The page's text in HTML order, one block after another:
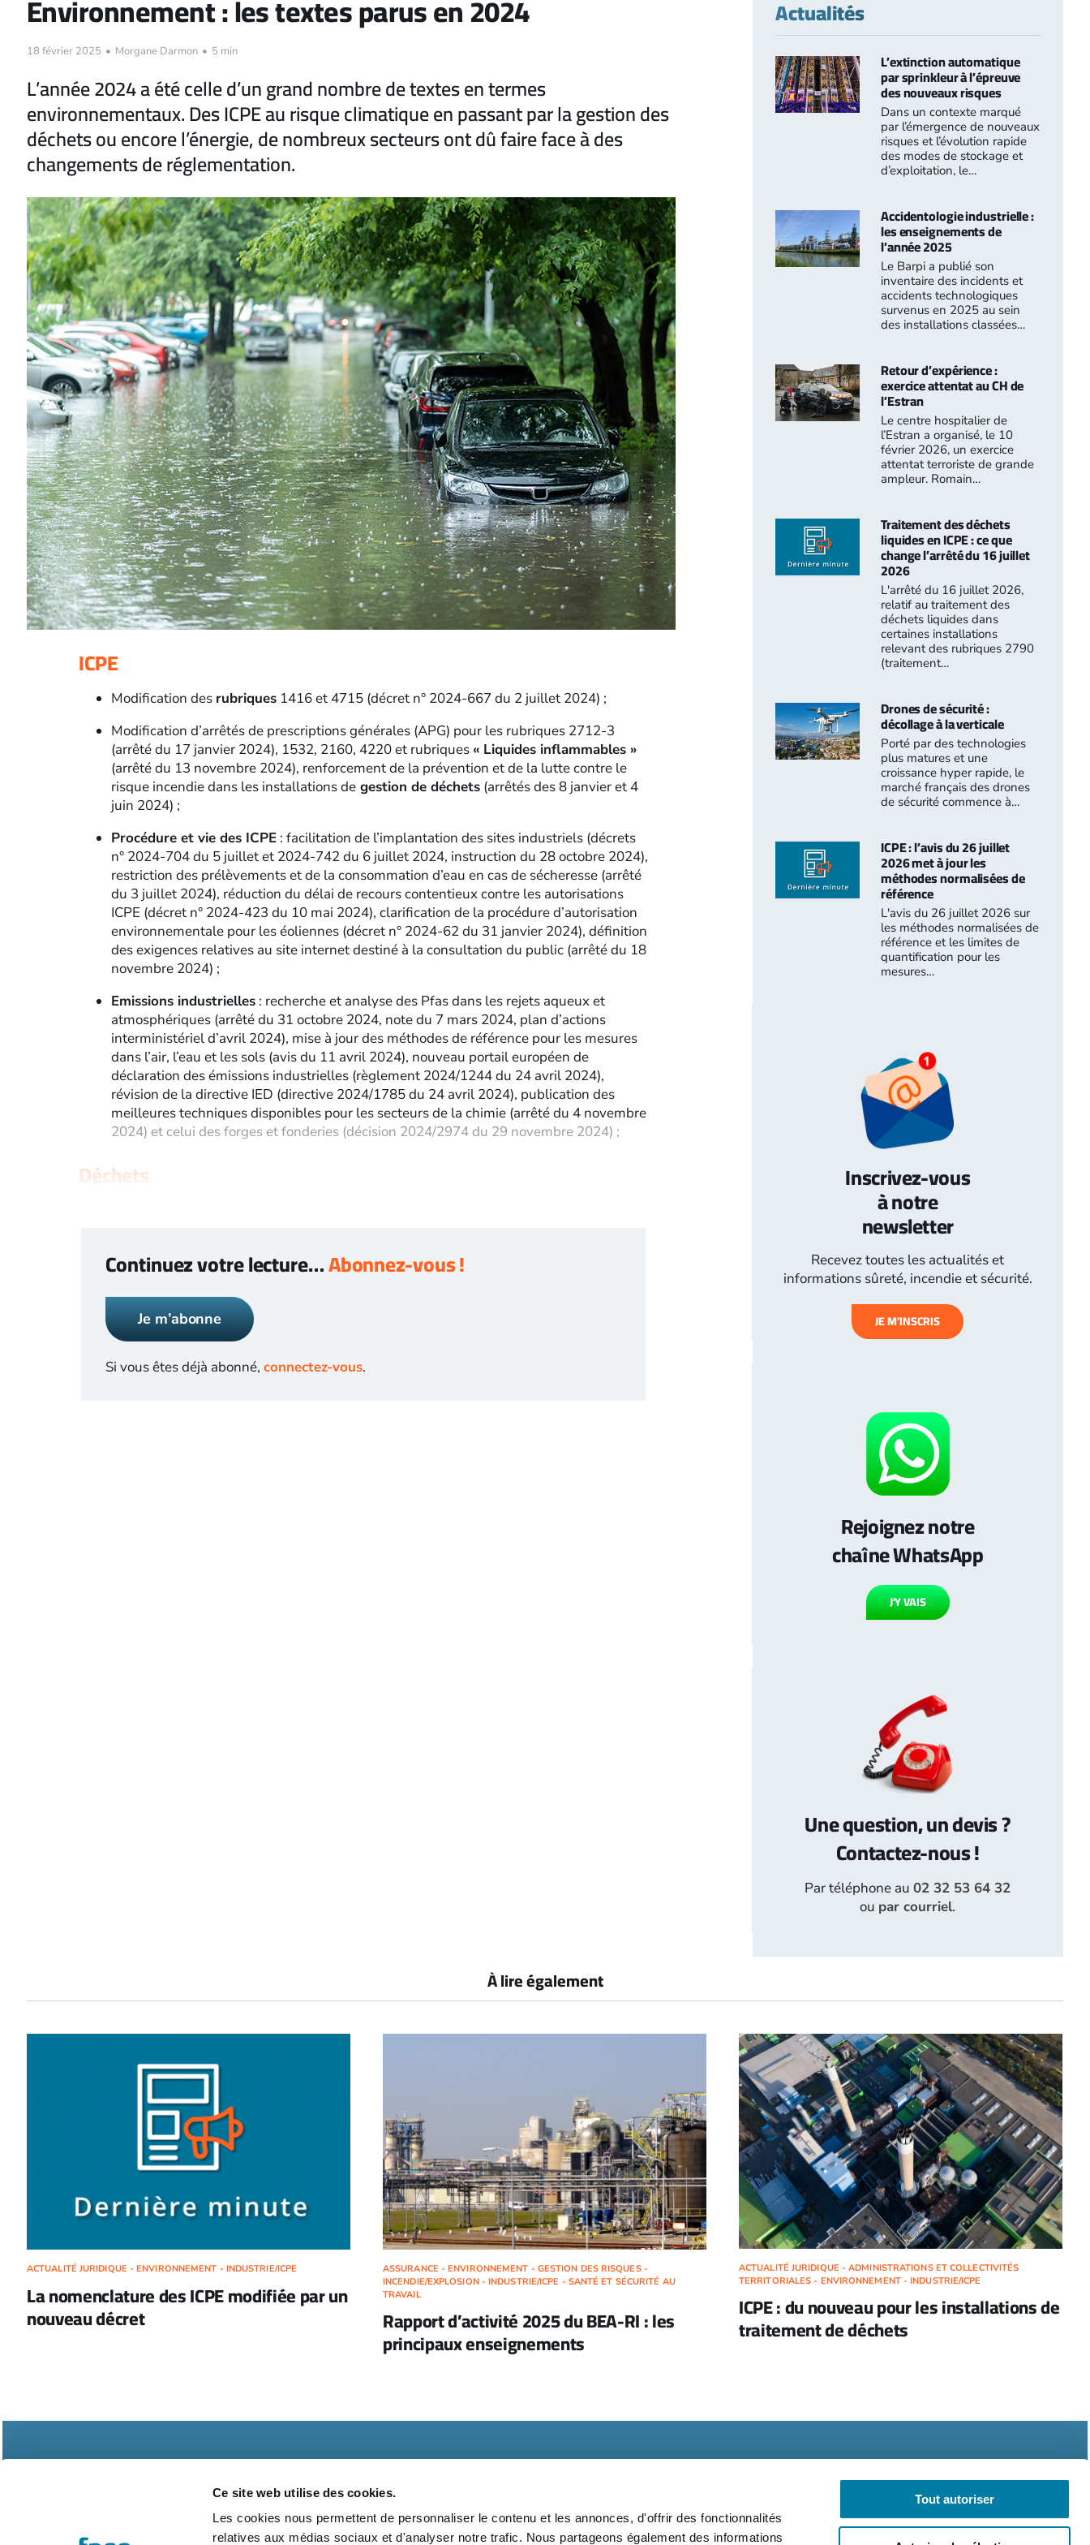
Ce site web utilise des cookies.
Les cookies nous permettent de personnaliser le contenu et les annonces, d'offrir des fonctionnalités
relatives aux médias sociaux et d'analyser notre trafic. Nous partageons également des informations
Tout autoriser
Environnement : les textes parus en 2024
18 février 2025 • Morgane Darmon • 5 min
L’année 2024 a été celle d’un grand nombre de textes en termes
environnementaux. Des ICPE au risque climatique en passant par la gestion des
déchets ou encore l’énergie, de nombreux secteurs ont dû faire face à des
changements de réglementation.
ICPE
Modification des rubriques1416 et 4715 (décret n° 2024-667 du 2 juillet 2024) ;
Modification d’arrêtés de prescriptions générales (APG) pour les rubriques 2712-3
(arrêté du 17 janvier 2024), 1532, 2160, 4220 et rubriques « Liquides inflammables »
(arrêté du 13 novembre 2024), renforcement de la prévention et de la lutte contre le
risque incendie dans les installations degestion de déchets(arrêtés des 8 janvier et 4
juin 2024) ;
Procédure et vie des ICPE: facilitation de l’implantation des sites industriels (décrets
n° 2024-704 du 5 juillet et 2024-742 du 6 juillet 2024, instruction du 28 octobre 2024),
restriction des prélèvements et de la consommation d’eau en cas de sécheresse (arrêté
du 3 juillet 2024), réduction du délai de recours contentieux contre les autorisations
ICPE (décret n° 2024-423 du 10 mai 2024), clarification de la procédure d’autorisation
environnementale pour les éoliennes (décret n° 2024-62 du 31 janvier 2024), définition
des exigences relatives au site internet destiné à la consultation du public (arrêté du 18
novembre 2024) ;
Emissions industrielles: recherche et analyse des Pfas dans les rejets aqueux et
atmosphériques (arrêté du 31 octobre 2024, note du 7 mars 2024, plan d’actions
interministériel d’avril 2024), mise à jour des méthodes de référence pour les mesures
dans l’air, l’eau et les sols (avis du 11 avril 2024), nouveau portail européen de
déclaration des émissions industrielles (règlement 2024/1244 du 24 avril 2024),
révision de la directive IED (directive 2024/1785 du 24 avril 2024), publication des
meilleures techniques disponibles pour les secteurs de la chimie (arrêté du 4 novembre
2024) et celui des forges et fonderies (décision 2024/2974 du 29 novembre 2024) ;
Déchets
Continuez votre lecture…Abonnez-vous !
Je m’abonne
Si vous êtes déjà abonné,connectez-vous.
Actualités
L’extinction automatique
par sprinkleur à l’épreuve
des nouveaux risques
Dans un contexte marqué
par l’émergence de nouveaux
risques et l’évolution rapide
des modes de stockage et
d’exploitation, le…
Accidentologie industrielle :
les enseignements de
l’année 2025
Le Barpi a publié son
inventaire des incidents et
accidents technologiques
survenus en 2025 au sein
des installations classées…
Retour d’expérience :
exercice attentat au CH de
l’Estran
Le centre hospitalier de
l’Estran a organisé, le 10
février 2026, un exercice
attentat terroriste de grande
ampleur. Romain…
Traitement des déchets
liquides en ICPE : ce que
change l’arrêté du 16 juillet
2026
L'arrêté du 16 juillet 2026,
relatif au traitement des
déchets liquides dans
certaines installations
relevant des rubriques 2790
(traitement…
Drones de sécurité :
décollage à la verticale
Porté par des technologies
plus matures et une
croissance hyper rapide, le
marché français des drones
de sécurité commence à…
ICPE : l’avis du 26 juillet
2026 met à jour les
méthodes normalisées de
référence
L'avis du 26 juillet 2026 sur
les méthodes normalisées de
référence et les limites de
quantification pour les
mesures…
Inscrivez-vous
à notre
newsletter
Recevez toutes les actualités et
informations sûreté, incendie et sécurité.
JE M’INSCRIS
Rejoignez notre
chaîne WhatsApp
J’Y VAIS
Une question, un devis ?
Contactez-nous !
Par téléphone au02 32 53 64 32
ou par courriel.
À lire également
ACTUALITÉ JURIDIQUE - ENVIRONNEMENT - INDUSTRIE/ICPE
La nomenclature des ICPE modifiée par un
nouveau décret
ASSURANCE - ENVIRONNEMENT - GESTION DES RISQUES -
INCENDIE/EXPLOSION - INDUSTRIE/ICPE - SANTÉ ET SÉCURITÉ AU
TRAVAIL
Rapport d’activité 2025 du BEA-RI : les
principaux enseignements
ACTUALITÉ JURIDIQUE - ADMINISTRATIONS ET COLLECTIVITÉS
TERRITORIALES - ENVIRONNEMENT - INDUSTRIE/ICPE
ICPE : du nouveau pour les installations de
traitement de déchets